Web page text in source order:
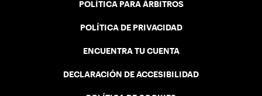
POLÍTICA PARA ÁRBITROS
POLÍTICA DE PRIVACIDAD
ENCUENTRA TU CUENTA
DECLARACIÓN DE ACCESIBILIDAD